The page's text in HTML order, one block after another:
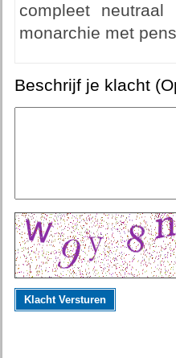
compleet
monarchie met
Beschrijf je klacht
Klacht Versturen